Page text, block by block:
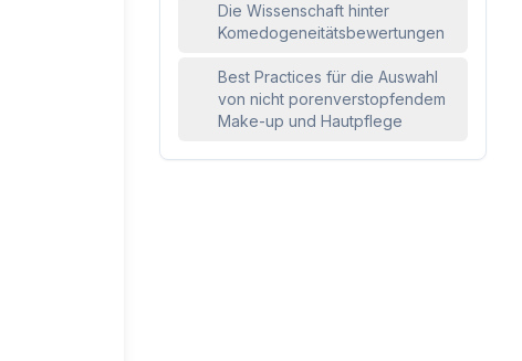
Die Wissenschaft hinter
Komedogeneitätsbewertungen
Best Practices für die Auswahl
von nicht porenverstopfendem
Make-up und Hautpflege